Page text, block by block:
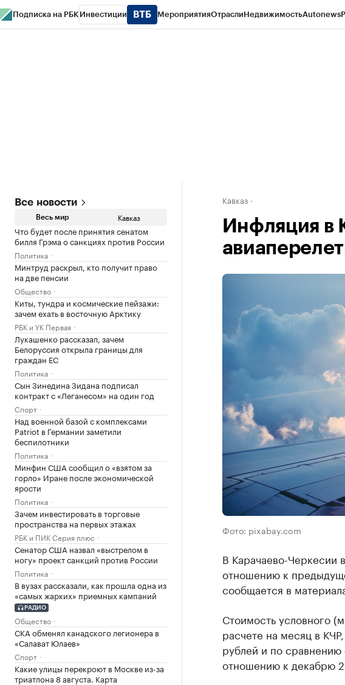
Подписка на РБК Инвестиции МероприятияОтраслиНедвижимостьAutonews
Все новости
Весь мир Кавказ
Что будет после принятия сенатом
билля Грэма о санкциях против России
Политика
Минтруд раскрыл, кто получит право
на две пенсии
Общество
Киты, тундра и космические пейзажи:
зачем ехать в восточную Арктику
РБК и УК Первая
Лукашенко рассказал, зачем
Белоруссия открыла границы для
граждан ЕС
Политика
Сын Зинедина Зидана подписал
контракт с «Леганесом» на один год
Спорт
Над военной базой с комплексами
Patriot в Германии заметили
беспилотники
Политика
Минфин США сообщил о «взятом за
горло» Иране после экономической
ярости
Политика
Зачем инвестировать в торговые
пространства на первых этажах
РБК и ПИК Серия плюс
Сенатор США назвал «выстрелом в
ногу» проект санкций против России
Политика
В вузах рассказали, как прошла одна из
«самых жарких» приемных кампаний
РАДИО
Общество
СКА обменял канадского легионера в
«Салават Юлаев»
Спорт
Какие улицы перекроют в Москве из-за
триатлона 8 августа. Карта
Кавказ
Инфляция в
Фото: pixabay.com
В Карачаево-Черкесии
отношению к
сообщается в
Стоимость условного
расчете на месяц в
рублей и по
отношению к декабрю